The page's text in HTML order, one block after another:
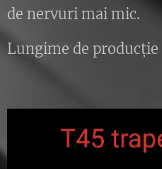
de nervuri mai mic.
Lungime de